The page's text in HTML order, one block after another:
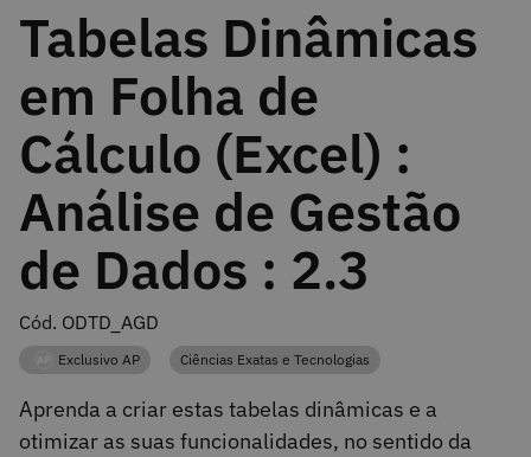
Tabelas Dinâmicas
em Folha de
Cálculo (Excel) :
Análise de Gestão
de Dados : 2.3
Cód. ODTD_AGD
Categoria
Exclusivo AP Categoria
Ciências Exatas e Tecnologias
Aprenda a criar estas tabelas dinâmicas e a
otimizar as suas funcionalidades, no sentido da